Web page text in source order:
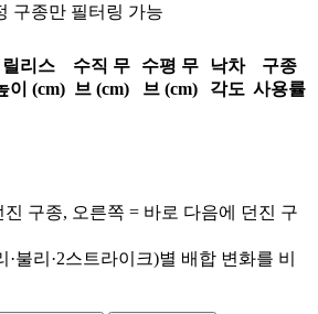
구종만 필터링 가능
릴리스
이 (cm)
수직 무
브 (cm)
수평 무
브 (cm)
낙차
각도
구종
사용률
진 구종, 오른쪽 = 바로 다음에 던진 구
불리·2스트라이크)별 배합 변화를 비